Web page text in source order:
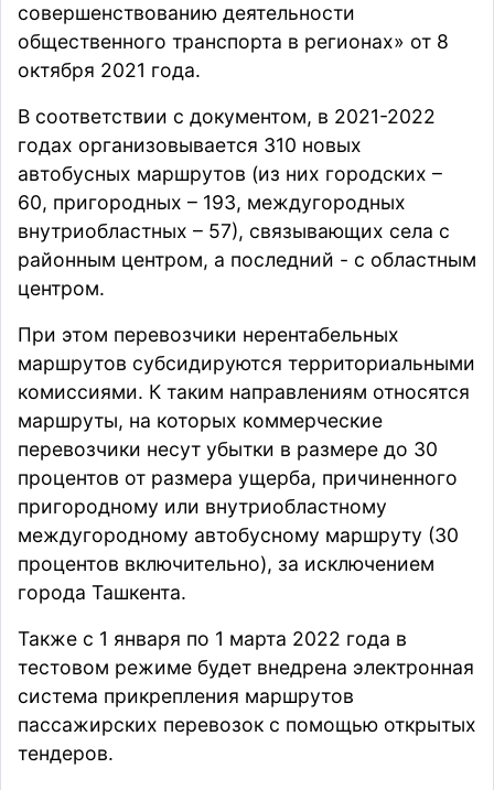
совершенствованию деятельности
общественного транспорта в регионах» от 8
октября 2021 года.
В соответствии с документом, в 2021-2022
годах организовывается 310 новых
автобусных маршрутов (из них городских –
60, пригородных – 193, междугородных
внутриобластных – 57), связывающих села с
районным центром, а последний - с областным
центром.
При этом перевозчики нерентабельных
маршрутов субсидируются территориальными
комиссиями. К таким направлениям относятся
маршруты, на которых коммерческие
перевозчики несут убытки в размере до 30
процентов от размера ущерба, причиненного
пригородному или внутриобластному
междугородному автобусному маршруту (30
процентов включительно), за исключением
города Ташкента.
Также с 1 января по 1 марта 2022 года в
тестовом режиме будет внедрена электронная
система прикрепления маршрутов
пассажирских перевозок с помощью открытых
тендеров.